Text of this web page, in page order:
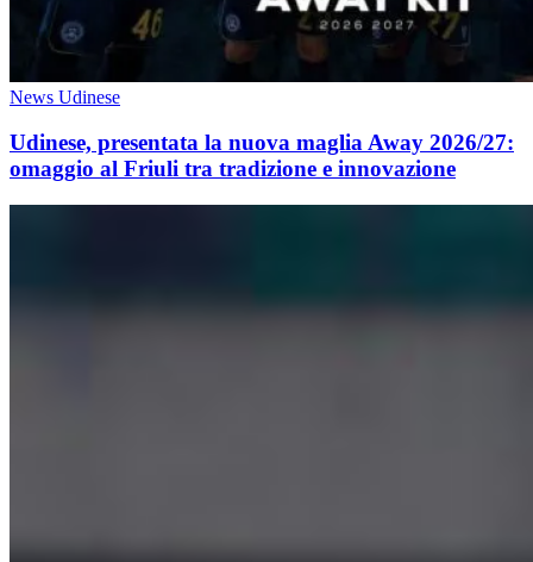
News Udinese
Udinese, presentata la nuova maglia Away 2026/27:
omaggio al Friuli tra tradizione e innovazione